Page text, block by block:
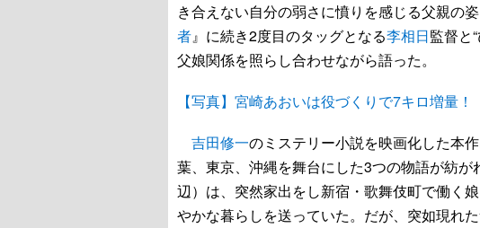
き合えない自分の弱さに憤りを感じる父親の
者』に続き2度目のタッグとなる李相日監督と
父娘関係を照らし合わせながら語った。
【写真】宮崎あおいは役づくりで7キロ増量！
吉田修一のミステリー小説を映画化した本
葉、東京、沖縄を舞台にした3つの物語が紡
辺）は、突然家出をし新宿・歌舞伎町で働く
やかな暮らしを送っていた。だが、突如現れ